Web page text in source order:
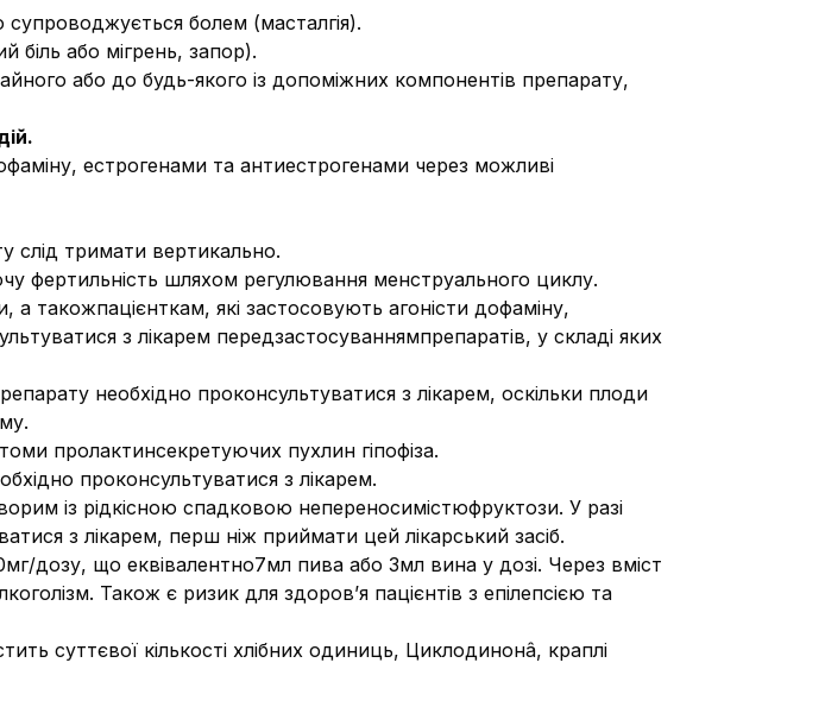
болем (масталгія).
біль або мігрень, запор).
або до будь-якого із допоміжних компонентів препарату,
естрогенами та антиестрогенами через можливі
слід тримати вертикально.
фертильність шляхом регулювання менструального циклу.
а такожпацієнткам, які застосовують агоністи дофаміну,
з лікарем передзастосуваннямпрепаратів, у складі яких
необхідно проконсультуватися з лікарем, оскільки плоди
пролактинсекретуючих пухлин гіпофіза.
проконсультуватися з лікарем.
із рідкісною спадковою непереносимістюфруктози. У разі
з лікарем, перш ніж приймати цей лікарський засіб.
дозу, що еквівалентно7мл пива або 3мл вина у дозі. Через вміст
Також є ризик для здоров’я пацієнтів з епілепсією та
суттєвої кількості хлібних одиниць, Циклодинонâ, краплі